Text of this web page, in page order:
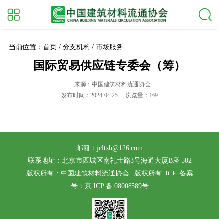
当前位置：首页 / 分支机构 / 市场服务
国际贸易供应链专委会（筹）
来源：中国建筑材料流通协会
发布时间：2024-04-25
浏览量：169
邮箱：jcltxh@126.com
联系地址：北京市西城区南礼士路3号海通大厦B座 502
版权所有：中国建筑材料流通协会 版权所有 ICP 备案
号：京 ICP 备 08008589号